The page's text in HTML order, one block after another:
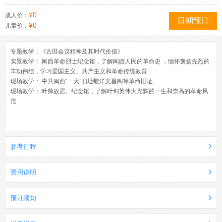
成人价： ¥0
儿童价： ¥0
日期预订
专题教学：《古田会议精神及其时代价值》
实景教学： 闽西革命烈士纪念馆，了解闽西人民的革命史 ，缅怀褒扬先烈的
丰功伟绩，学习爱国主义、共产主义和革命传统教育
现场教学： 中共闽西“一大”旧址蛟洋文昌阁等革命旧址
现场教学： 叶帅故居、纪念馆，了解叶剑英伟大光辉的一生和崇高的革命风
范
参考行程
费用说明
预订须知